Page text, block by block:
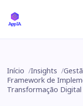
Início Insights
Framework de
Transformação Digital